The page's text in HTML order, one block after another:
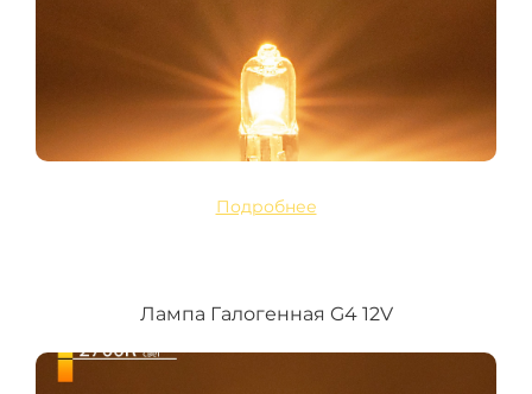
Подробнее
Лампа Галогенная G4 12V